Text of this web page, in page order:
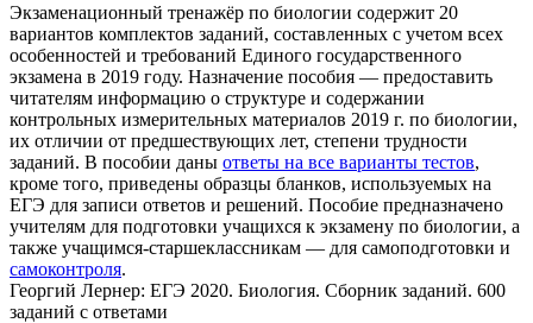
Экзаменационный тренажёр по биологии содержит 20
вариантов комплектов заданий, составленных с учетом всех
особенностей и требований Единого государственного
экзамена в 2019 году. Назначение пособия — предоставить
читателям информацию о структуре и содержании
контрольных измерительных материалов 2019 г. по биологии,
их отличии от предшествующих лет, степени трудности
заданий. В пособии даны ответы на все варианты тестов,
кроме того, приведены образцы бланков, используемых на
ЕГЭ для записи ответов и решений. Пособие предназначено
учителям для подготовки учащихся к экзамену по биологии, а
также учащимся-старшеклассникам — для самоподготовки и
самоконтроля.
Георгий Лернер: ЕГЭ 2020. Биология. Сборник заданий. 600
заданий с ответами